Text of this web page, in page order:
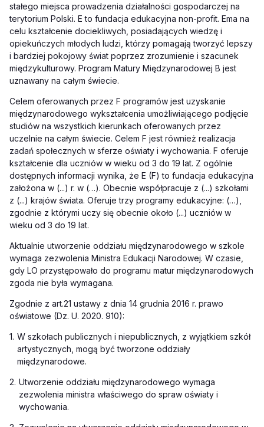
stałego miejsca prowadzenia działalności gospodarczej na
terytorium Polski. E to fundacja edukacyjna non-profit. Ema na
celu kształcenie dociekliwych, posiadających wiedzę i
opiekuńczych młodych ludzi, którzy pomagają tworzyć lepszy
i bardziej pokojowy świat poprzez zrozumienie i szacunek
międzykulturowy. Program Matury Międzynarodowej B jest
uznawany na całym świecie.
Celem oferowanych przez F programów jest uzyskanie
międzynarodowego wykształcenia umożliwiającego podjęcie
studiów na wszystkich kierunkach oferowanych przez
uczelnie na całym świecie. Celem F jest również realizacja
zadań społecznych w sferze oświaty i wychowania. F oferuje
kształcenie dla uczniów w wieku od 3 do 19 lat. Z ogólnie
dostępnych informacji wynika, że E (F) to fundacja edukacyjna
założona w (...) r. w (…). Obecnie współpracuje z (...) szkołami
z (...) krajów świata. Oferuje trzy programy edukacyjne: (…)
zgodnie z którymi uczy się obecnie około (...) uczniów w
wieku od 3 do 19 lat.
Aktualnie utworzenie oddziału międzynarodowego w szkole
wymaga zezwolenia Ministra Edukacji Narodowej. W czasie,
gdy LO przystępowało do programu matur międzynarodowych
zgoda nie była wymagana.
Zgodnie z art.21 ustawy z dnia 14 grudnia 2016 r. prawo
oświatowe (Dz. U. 2020. 910):
1. W szkołach publicznych i niepublicznych, z wyjątkiem szkół
artystycznych, mogą być tworzone oddziały
międzynarodowe.
2. Utworzenie oddziału międzynarodowego wymaga
zezwolenia ministra właściwego do spraw oświaty i
wychowania.